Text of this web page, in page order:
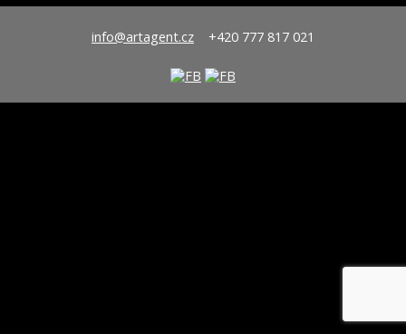
info@artagent.cz+420 777 817 021